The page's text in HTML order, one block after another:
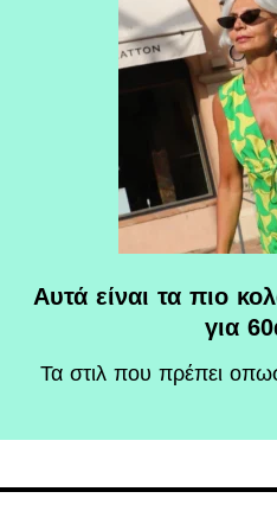
Αυτά είναι τα πιο
για
Τα στιλ που πρέπει